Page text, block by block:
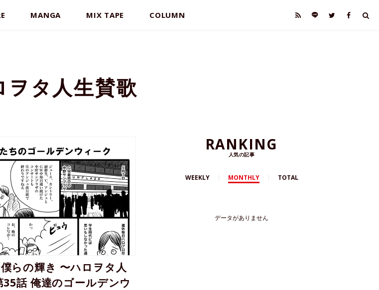
MANGA MIX TAPE COLUMN
ヲタ人生賛歌
らの輝き 〜ハロヲタ人
35話 俺達のゴールデンウ
RANKING
人気の記事
WEEKLY MONTHLY TOTAL
データがありません